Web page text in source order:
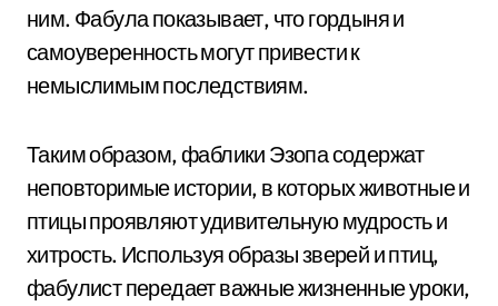
ним. Фабула показывает, что гордыня и
самоуверенность могут привести к
немыслимым последствиям.
Таким образом, фаблики Эзопа содержат
неповторимые истории, в которых животные и
птицы проявляют удивительную мудрость и
хитрость. Используя образы зверей и птиц,
фабулист передает важные жизненные уроки,